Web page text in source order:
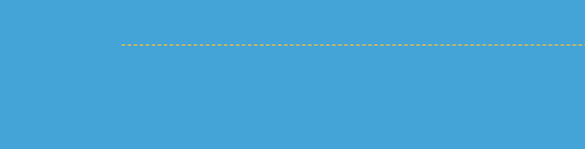
Couvreur La Turballe